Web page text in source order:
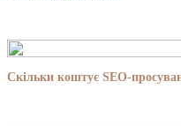
Скільки коштує SEO-